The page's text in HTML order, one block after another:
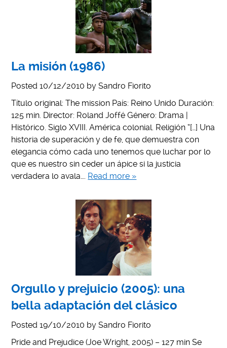
La misión (1986)
Posted10/12/2010 bySandro Fiorito
Título original: The mission País: Reino Unido Duración:
125 min. Director: Roland Joffé Género: Drama |
Histórico. Siglo XVIII. América colonial. Religión “[…] Una
historia de superación y de fe, que demuestra con
elegancia cómo cada uno tenemos que luchar por lo
que es nuestro sin ceder un ápice si la justicia
verdadera lo avala…. Read more »
Orgullo y prejuicio (2005): una
bella adaptación del clásico
Posted19/10/2010 bySandro Fiorito
Pride and Prejudice (Joe Wright, 2005) – 127 min Se